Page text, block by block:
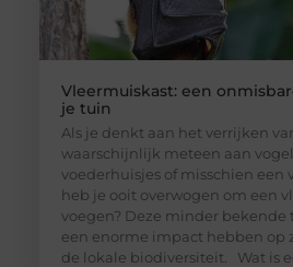
Vleermuiskast: een
je tuin
Als je denkt aan het verrijken
waarschijnlijk meteen aan
voederhuisjes of misschien een
heb je ooit overwogen om een
voegen? Deze minder bekende
een enorme impact hebben op
de lokale biodiversiteit. Wat is